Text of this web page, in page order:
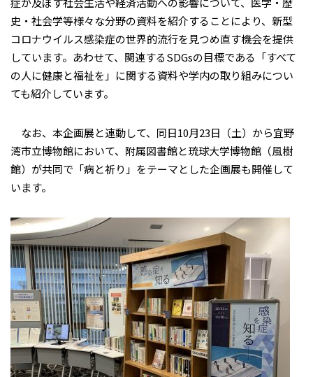
史・社会学等様々な分野の資料を紹介することにより、新型
コロナウイルス感染症の世界的流行を見つめ直す機会を提供
しています。あわせて、関連するSDGsの目標である「すべて
の人に健康と福祉を」に関する資料や学内の取り組みについ
ても紹介しています。
なお、本企画展と連動して、同日10月23日（土）から宜野
湾市立博物館において、附属図書館と琉球大学博物館（風樹
館）が共同で「病と祈り」をテーマとした企画展も開催して
います。